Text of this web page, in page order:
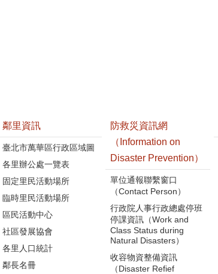
鄰里資訊
臺北市萬華區行政區域圖
各里辦公處一覽表
固定里民活動場所
臨時里民活動場所
區民活動中心
社區發展協會
各里人口統計
鄰長名冊
防救災資訊網
（Information on
Disaster Prevention）
單位通報聯繫窗口
（Contact Person）
行政院人事行政總處停班
停課資訊（Work and
Class Status during
Natural Disasters）
收容物資整備資訊
（Disaster Refief